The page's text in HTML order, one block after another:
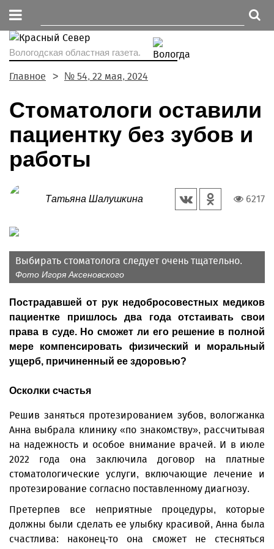
Вологодская областная газета.
Главное № 54, 22 мая, 2024
Стоматологи оставили
пациентку без зубов и
работы
Татьяна Шалушкина 6217
Выбирать стоматолога следует очень тщательно.
Фото Игоря Аксеновского
Пострадавшей от рук недобросовестных медиков
пациентке пришлось два года отстаивать свои
права в суде. Но сможет ли его решение в полной
мере компенсировать физический и моральный
ущерб, причиненный ее здоровью?
Осколки счастья
Решив заняться протезированием зубов, вологжанка
Анна выбрала клинику «по знакомству», рассчитывая
на надежность и особое внимание врачей. И в июле
2022 года она заключила договор на платные
стоматологические услуги, включающие лечение и
протезирование согласно поставленному диагнозу.
Претерпев все неприятные процедуры, которые
должны были сделать ее улыбку красивой, Анна была
счастлива: наконец-то она сможет не стесняться